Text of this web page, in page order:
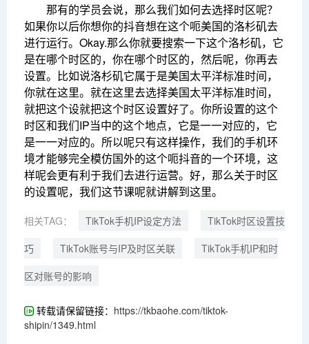
那有的学员会说，那么我们如何去选择时区呢？
如果你以后你想你的抖音想在这个呃美国的洛杉矶去
进行运行。Okay.那么你就要搜索一下这个洛杉矶，它
是在哪个时区的，你在哪个时区的，然后呢，你再去
设置。比如说洛杉矶它属于是美国太平洋标准时间，
你就在这里。就在这里去选择美国太平洋标准时间，
就把这个设就把这个时区设置好了。你所设置的这个
时区和我们IP当中的这个地点，它是一一对应的，它
是一一对应的。所以呢只有这样操作，我们的手机环
境才能够完全模仿国外的这个呃抖音的一个环境，这
样呢会更有利于我们去进行运营。好，那么关于时区
的设置呢，我们这节课呢就讲解到这里。
相关TAG： TikTok手机IP设定方法
TikTok时区设置技
巧
TikTok账号与IP及时区关联
TikTok手机IP和时
区对账号的影响
转载请保留链接： https://tkbaohe.com/tiktok-
shipin/1349.html